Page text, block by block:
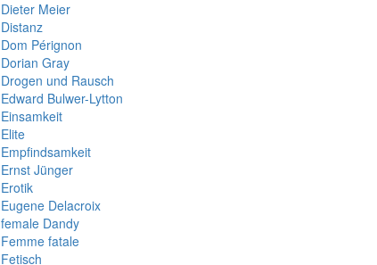
Dieter Meier
Distanz
Dom Pérignon
Dorian Gray
Drogen und Rausch
Edward Bulwer-Lytton
Einsamkeit
Elite
Empfindsamkeit
Ernst Jünger
Erotik
Eugene Delacroix
female Dandy
Femme fatale
Fetisch